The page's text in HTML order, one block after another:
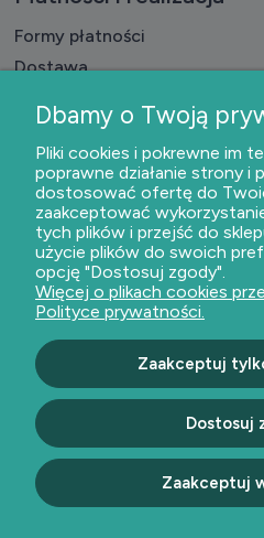
Formy płatności
Dostawa
O nas
Kontakt i dane firmy
O firmie
Dołącz do nas
Bezpieczne płatności
Dbamy o Twoją
Pliki cookies i pokrewne im
poprawne działanie strony i
dostosować ofertę do
zaakceptować
tych plików i przejść do
użycie plików do swoich
opcję "Dostosuj zgody".
Więcej o plikach cookies
Polityce prywatności.
Zaakceptuj
Dostosuj
Zaakceptuj